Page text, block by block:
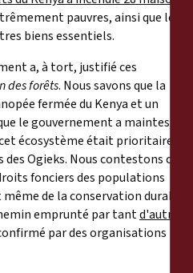
pauvres, ainsi que leurs
biens essentiels.
a, à tort, justifié ces
des forêts. Nous savons que la
fermée du Kenya et un
le gouvernement a maintes fois
écosystème était prioritaire sur
Ogieks. Nous contestons cela.
fonciers des populations
de la conservation durable
emprunté par tantd'autres
par des organisations